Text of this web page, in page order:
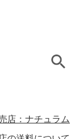
店：ナチュラム